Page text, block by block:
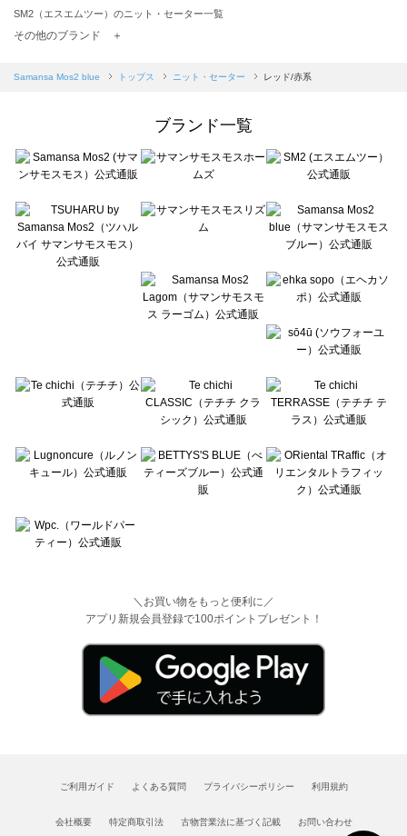
SM2（エスエムツー）のニット・セーター一覧
Samansa Mos2 blue（サマンサモスモス ブルー）のニット・セーター一覧
sō4ū（ソウフォーユー）のニット・セーター一覧
Te chichi（テチチ）のニット・セーター一覧
Te chichi CLASSIC（テチチ クラシック）のニット・セーター一覧
Lugnoncure（ルノンキュール）のニット・セーター一覧
BETTY'S BLUE（べティーズブルー）のニット・セーター一覧
Wpc.（ワールドパーティー）のニット・セーター一覧
その他のブランド ＋
Samansa Mos2 blue トップス ニット・セーター レッド/赤系
ブランド一覧
＼お買い物をもっと便利に／
アプリ新規会員登録で100ポイントプレゼント！
ご利用ガイド よくある質問 プライバシーポリシー 利用規約
会社概要 特定商取引法 古物営業法に基づく記載 お問い合わせ